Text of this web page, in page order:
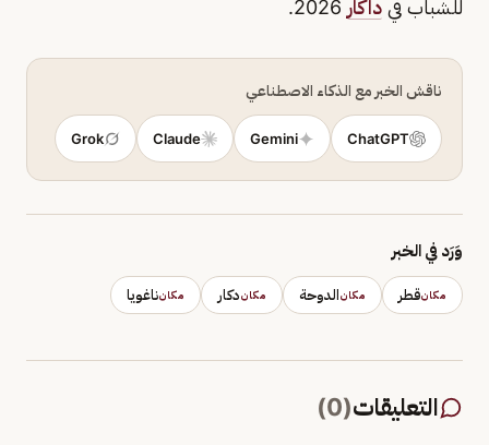
للشباب في داكار
ناقش الخبر مع الذكاء الاصطناعي
ChatGPT
Gemini
Claude
Grok
وَرَد في الخبر
مكانقطر مكانالدوحة مكاندكار مكانناغويا
التعليقات(
0
)